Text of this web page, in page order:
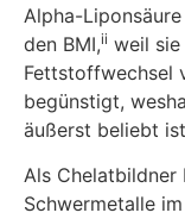
Alpha-
den BMI,ii weil
Fettstoffwechsel
begünstigt,
äußerst beliebt
Als Chelatbildner
Schwermetalle